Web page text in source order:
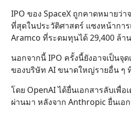
IPO ของ SpaceX ถูกคาดหมายว่
ที่สุดในประวัติศาสตร์ แซงหน้าการ
Aramco ที่ระดมทุนได้ 29,400 ล้า
นอกจากนี้ IPO ครั้งนี้ยังอาจเป็นจุ
ของบริษัท AI ขนาดใหญ่รายอื่น ๆ
โดย OpenAI ได้ยื่นเอกสารลับเพื่อ
ผ่านมา หลังจาก Anthropic ยื่นเอ